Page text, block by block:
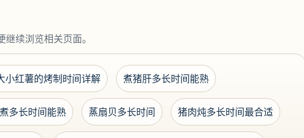
续浏览相关页面。
小红薯的烤制时间详解 煮猪肝多长时间能熟
多长时间能熟 蒸扇贝多长时间 猪肉炖多长时间最合适